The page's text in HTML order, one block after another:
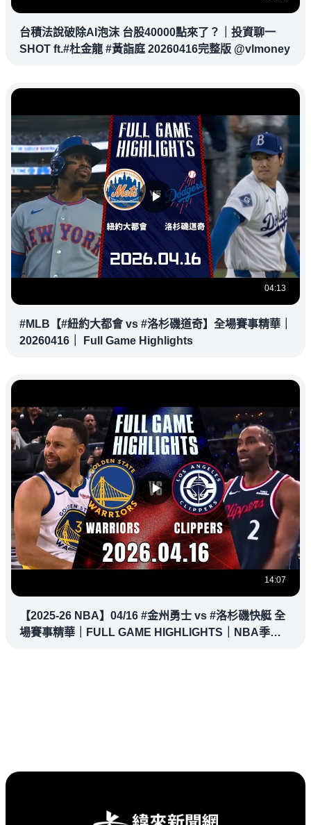
台積法說破除AI泡沫 台股40000點來了？｜投資聊一
SHOT ft.#杜金龍 #黃詣庭 20260416完整版 @vlmoney
04:13
#MLB【#紐約大都會 vs #洛杉磯道奇】全場賽事精華｜
20260416｜ Full Game Highlights
14:07
【2025-26 NBA】04/16 #金州勇士 vs #洛杉磯快艇 全
場賽事精華｜FULL GAME HIGHLIGHTS｜NBA季後